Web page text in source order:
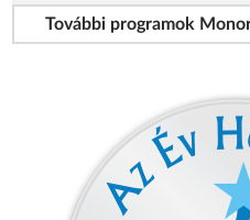
További programok